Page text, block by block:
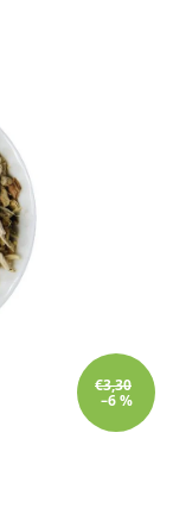
€3,30
–6 %